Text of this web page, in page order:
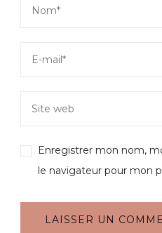
Enregistrer mon nom,
le navigateur pour mon